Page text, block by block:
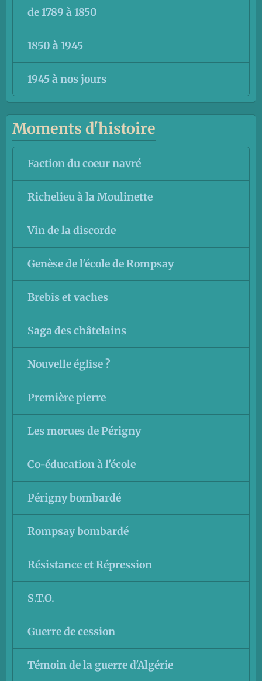
de 1789 à 1850
1850 à 1945
1945 à nos jours
Moments d'histoire
Faction du coeur navré
Richelieu à la Moulinette
Vin de la discorde
Genèse de l'école de Rompsay
Brebis et vaches
Saga des châtelains
Nouvelle église ?
Première pierre
Les morues de Périgny
Co-éducation à l'école
Périgny bombardé
Rompsay bombardé
Résistance et Répression
S.T.O.
Guerre de cession
Témoin de la guerre d'Algérie